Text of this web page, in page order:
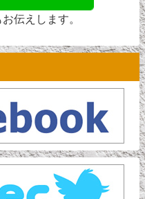
伝えします。